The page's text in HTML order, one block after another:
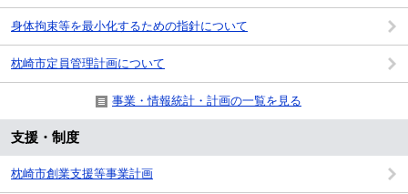
身体拘束等を最小化するための指針について
枕崎市定員管理計画について
事業・情報統計・計画の一覧を見る
支援・制度
枕崎市創業支援等事業計画